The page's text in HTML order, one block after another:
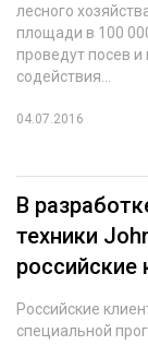
лесного
площади в 100
проведут посев
содействия...
04.07.2016
В
техники
российские
Российские
специальной